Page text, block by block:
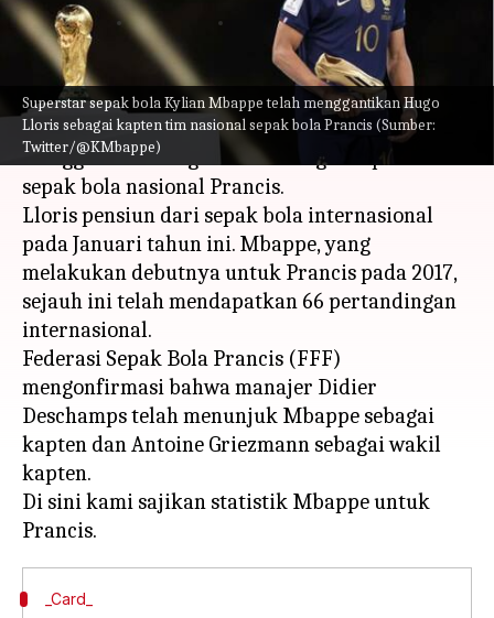
Superstar sepak bola Kylian Mbappe telah menggantikan Hugo
Lloris sebagai kapten tim nasional sepak bola Prancis (Sumber:
Twitter/@KMbappe)
menulis Bob Mar 23, 2023 11:21 am
Apa ceritanya
Superstar sepak bola Kylian Mbappe telah
menggantikan Hugo Lloris sebagai kapten tim
sepak bola nasional Prancis.
Lloris pensiun dari sepak bola internasional
pada Januari tahun ini. Mbappe, yang
melakukan debutnya untuk Prancis pada 2017,
sejauh ini telah mendapatkan 66 pertandingan
internasional.
Federasi Sepak Bola Prancis (FFF)
mengonfirmasi bahwa manajer Didier
Deschamps telah menunjuk Mbappe sebagai
kapten dan Antoine Griezmann sebagai wakil
kapten.
Di sini kami sajikan statistik Mbappe untuk
_Card_